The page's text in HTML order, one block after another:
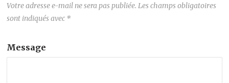
Votre adresse e-mail ne sera pas publiée. Les champs obligatoires
sont indiqués avec *
Message